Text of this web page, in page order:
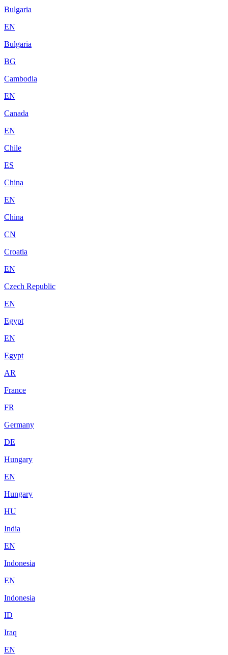
Bulgaria
EN
Bulgaria
BG
Cambodia
EN
Canada
EN
Chile
ES
China
EN
China
CN
Croatia
EN
Czech Republic
EN
Egypt
EN
Egypt
AR
France
FR
Germany
DE
Hungary
EN
Hungary
HU
India
EN
Indonesia
EN
Indonesia
ID
Iraq
EN